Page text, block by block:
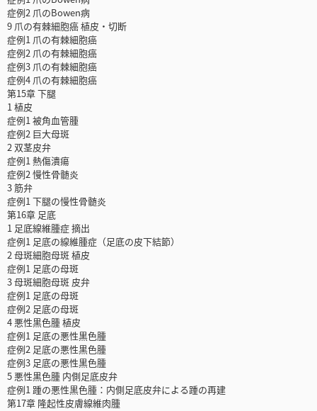
症例2 爪のBowen病
9 爪の有棘細胞癌 植皮・切断
症例1 爪の有棘細胞癌
症例2 爪の有棘細胞癌
症例3 爪の有棘細胞癌
症例4 爪の有棘細胞癌
第15章 下腿
1 植皮
症例1 被角血管腫
症例2 巨大母斑
2 双茎皮弁
症例1 熱傷潰瘍
症例2 慢性骨髄炎
3 筋弁
症例1 下腿の慢性骨髄炎
第16章 足底
1 足底線維腫症 摘出
症例1 足底の線維腫症（足底の皮下結節）
2 母斑細胞母斑 植皮
症例1 足底の母斑
3 母斑細胞母斑 皮弁
症例1 足底の母斑
症例2 足底の母斑
4 悪性黒色腫 植皮
症例1 足底の悪性黒色腫
症例2 足底の悪性黒色腫
症例3 足底の悪性黒色腫
5 悪性黒色腫 内側足底皮弁
症例1 踵の悪性黒色腫：内側足底皮弁による踵の再建
第17章 隆起性皮膚線維肉腫